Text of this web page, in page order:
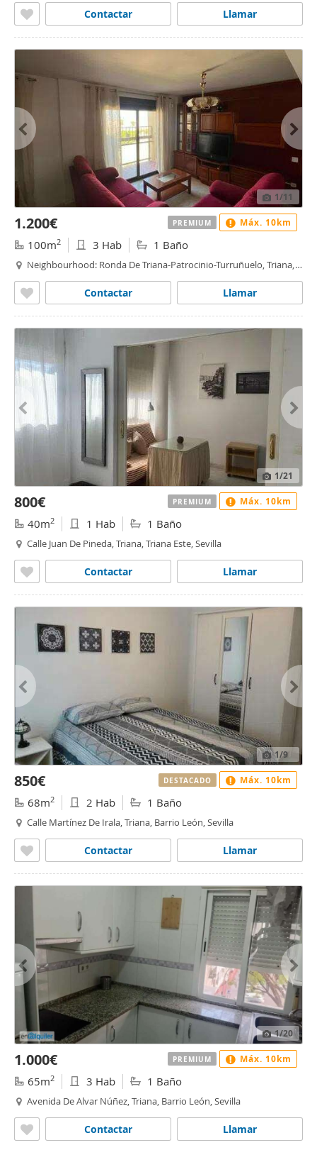
Llamar
Contactar
1/11
1.200€
100m2 3 Hab 1 Baño
Neighbourhood: Ronda De Triana-Patrocinio-Turruñuelo, Triana,
Llamar
Contactar
PREMIUM Máx. 10km
1/21
800€
40m2 1 Hab 1 Baño
Calle Juan De Pineda, Triana, Triana Este, Sevilla
Llamar
Contactar
PREMIUM Máx. 10km
1/9
850€
68m2 2 Hab 1 Baño
Calle Martínez De Irala, Triana, Barrio León, Sevilla
Llamar
Contactar
DESTACADO Máx. 10km
1/20
1.000€
65m2 3 Hab 1 Baño
Avenida De Alvar Núñez, Triana, Barrio León, Sevilla
Llamar
Contactar
PREMIUM Máx. 10km